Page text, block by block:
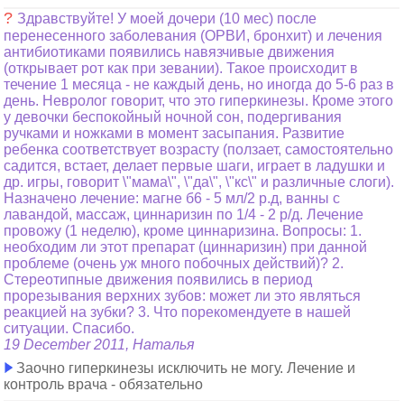
? Здравствуйте! У моей дочери (10 мес) после
перенесенного заболевания (ОРВИ, бронхит) и лечения
антибиотиками появились навязчивые движения
(открывает рот как при зевании). Такое происходит в
течение 1 месяца - не каждый день, но иногда до 5-6 раз в
день. Невролог говорит, что это гиперкинезы. Кроме этого
у девочки беспокойный ночной сон, подергивания
ручками и ножками в момент засыпания. Развитие
ребенка соответствует возрасту (ползает, самостоятельно
садится, встает, делает первые шаги, играет в ладушки и
др. игры, говорит \"мама\", \"да\", \"кс\" и различные слоги).
Назначено лечение: магне б6 - 5 мл/2 р.д, ванны с
лавандой, массаж, циннаризин по 1/4 - 2 р/д. Лечение
провожу (1 неделю), кроме циннаризина. Вопросы: 1.
необходим ли этот препарат (циннаризин) при данной
проблеме (очень уж много побочных действий)? 2.
Стереотипные движения появились в период
прорезывания верхних зубов: может ли это являться
реакцией на зубки? 3. Что порекомендуете в нашей
ситуации. Спасибо.
19 December 2011, Наталья
Заочно гиперкинезы исключить не могу. Лечение и
контроль врача - обязательно